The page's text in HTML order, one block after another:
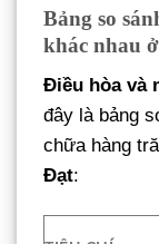
Bảng so
khác nhau
Điều hòa và
đây là bảng
chữa hàng
Đạt: